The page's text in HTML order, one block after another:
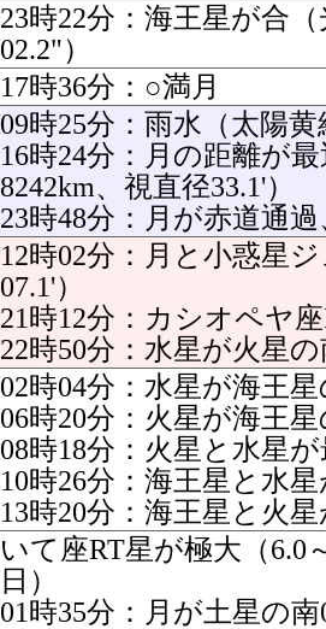
23時22分：海王星が合
02.2"）
17時36分：○満月
09時25分：雨水（太陽黄
16時24分：月の距離が
8242km、視直径33.1'）
23時48分：月が赤道通
12時02分：月と小惑星
07.1'）
21時12分：カシオペヤ
22時50分：水星が火星
02時04分：水星が海王
06時20分：火星が海王
08時18分：火星と水星
10時26分：海王星と水
13時20分：海王星と火
いて座RT星が極大（6.0
日）
01時35分：月が土星の